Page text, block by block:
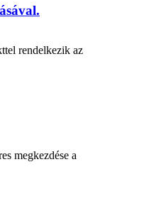
rendelkezik az
megkezdése a